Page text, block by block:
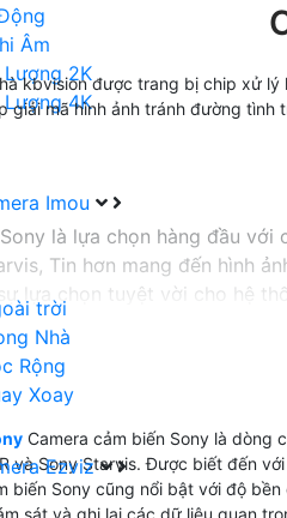
Âm
2K
4K
Imou
trời
Nhà
Rộng
Xoay
Ezviz
kbvision được trang bị chip xử
giải mã hình ảnh tránh đường
là lựa chọn hàng đầu
Tin hơn mang đến hình
lựa chọn tuyệt vời cho hệ
Camera cảm biến Sony là dòng
và Sony Starvis. Được biết đến
biến Sony cũng nổi bật với độ
sát và ghi lại các dữ liệu quan